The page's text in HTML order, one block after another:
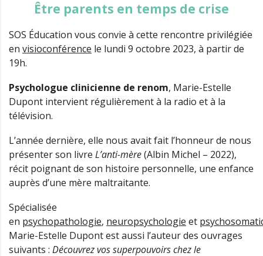
Être parents en temps de crise
SOS Éducation vous convie à cette rencontre privilégiée
en visioconférence le lundi 9 octobre 2023, à partir de
19h.
Psychologue clinicienne de renom, Marie-Estelle
Dupont intervient régulièrement à la radio et à la
télévision.
L’année dernière, elle nous avait fait l’honneur de nous
présenter son livre L’anti-mère(Albin Michel – 2022),
récit poignant de son histoire personnelle, une enfance
auprès d’une mère maltraitante.
Spécialisée
en psychopathologie, neuropsychologie et
Marie-Estelle Dupont est aussi l’auteur des ouvrages
suivants : Découvrez vos superpouvoirs chez le